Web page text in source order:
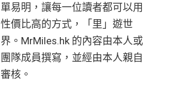
單易明，讓每一位讀者都可以用
性價比高的方式，「里」遊世
界。MrMiles.hk 的內容由本人或
團隊成員撰寫，並經由本人親自
審核。